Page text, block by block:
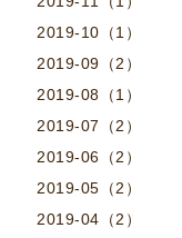
2019-10（1）
2019-09（2）
2019-08（1）
2019-07（2）
2019-06（2）
2019-05（2）
2019-04（2）